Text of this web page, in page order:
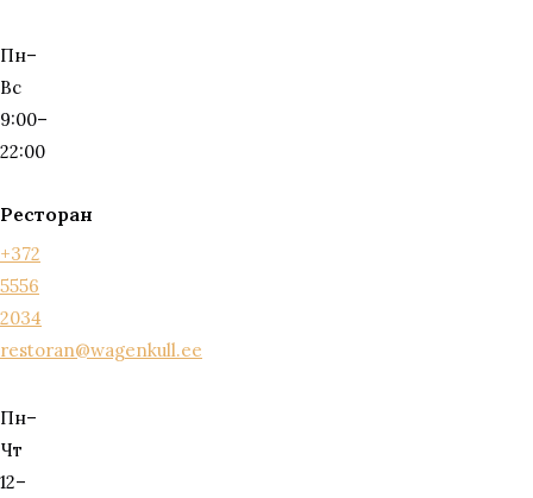
Пн–
Вс
9:00–
22:00
Ресторан
+372
5556
2034
restoran@wagenkull.ee
Пн–
Чт
12–